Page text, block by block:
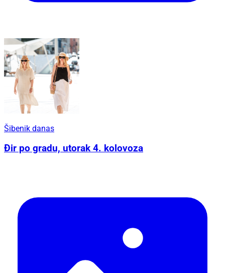
Šibenik danas
Đir po gradu, utorak 4. kolovoza